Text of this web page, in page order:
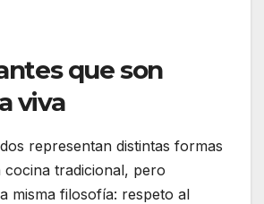
que son
viva
representan distintas formas
cocina tradicional, pero
misma filosofía: respeto al